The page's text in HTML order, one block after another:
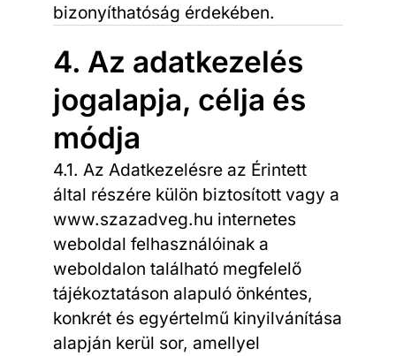
bizonyíthatóság érdekében.
4. Az adatkezelés
jogalapja, célja és
módja
4.1. Az Adatkezelésre az Érintett
által részére külön biztosított vagy a
www.szazadveg.hu internetes
weboldal felhasználóinak a
weboldalon található megfelelő
tájékoztatáson alapuló önkéntes,
konkrét és egyértelmű kinyilvánítása
alapján kerül sor, amellyel